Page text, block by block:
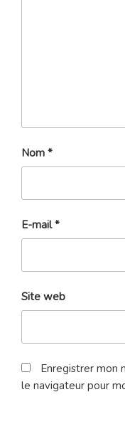
Nom *
E-mail*
Site web
Enregistrer mon
le navigateur pour